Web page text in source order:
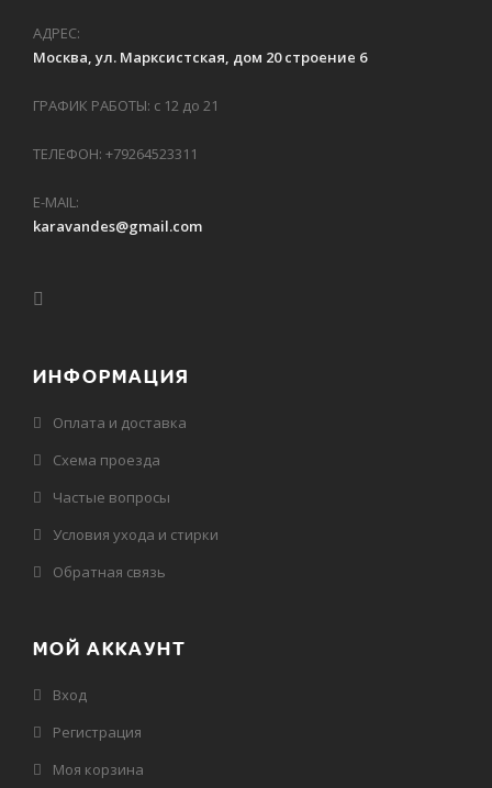
АДРЕС:
Москва, ул. Марксистская, дом 20 строение 6
ГРАФИК РАБОТЫ: с 12 до 21
ТЕЛЕФОН: +79264523311
E-MAIL:
karavandes@gmail.com
ИНФОРМАЦИЯ
Оплата и доставка
Схема проезда
Частые вопросы
Условия ухода и стирки
Обратная связь
МОЙ АККАУНТ
Вход
Регистрация
Моя корзина